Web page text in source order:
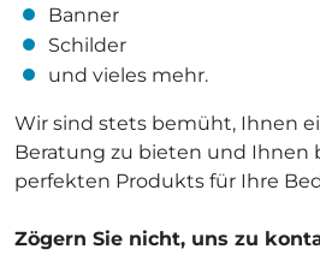
Banner
Schilder
und vieles mehr.
Wir sind stets bemüht, Ihnen
Beratung zu bieten und Ihnen
perfekten Produkts für Ihre
Zögern Sie nicht, uns zu